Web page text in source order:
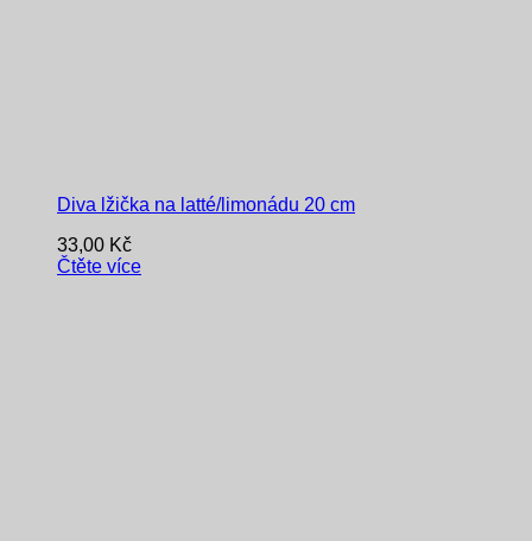
Diva lžička na latté/limonádu 20 cm
33,00 Kč
Čtěte více